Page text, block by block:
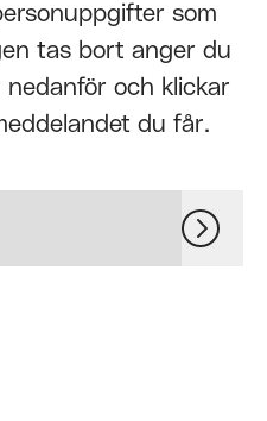
som
tas bort anger du
och klickar
du får.